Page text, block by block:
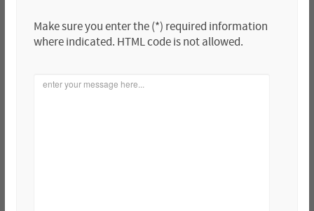
Make sure you enter the (*) required information
where indicated. HTML code is not allowed.